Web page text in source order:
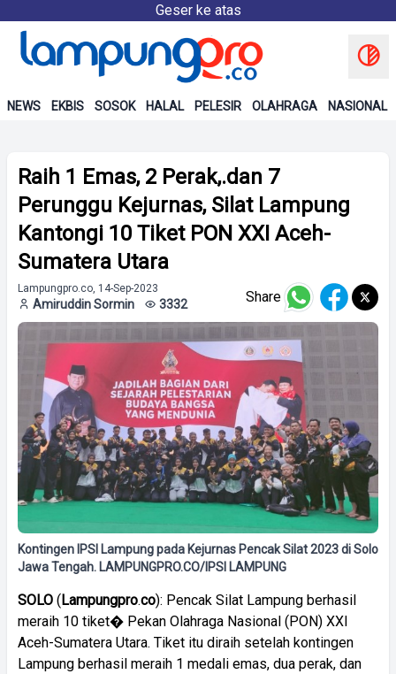
Geser ke atas
NEWS EKBIS SOSOK HALAL PELESIR OLAHRAGA NASIONAL
Raih 1 Emas, 2 Perak,.dan 7
Perunggu Kejurnas, Silat Lampung
Kantongi 10 Tiket PON XXI Aceh-
Sumatera Utara
Lampungpro.co, 14-Sep-2023
Amiruddin Sormin 3332 Share
Kontingen IPSI Lampung pada Kejurnas Pencak Silat 2023 di Solo
Jawa Tengah. LAMPUNGPRO.CO/IPSI LAMPUNG
SOLO ( Lampungpro.co): Pencak Silat Lampung berhasil
meraih 10 tiket� Pekan Olahraga Nasional (PON) XXI
Aceh-Sumatera Utara. Tiket itu diraih setelah kontingen
Lampung berhasil meraih 1 medali emas, dua perak, dan